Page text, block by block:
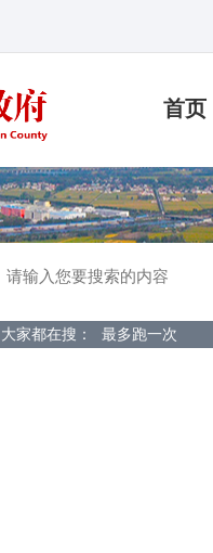
首页
大家都在搜： 最多跑一次